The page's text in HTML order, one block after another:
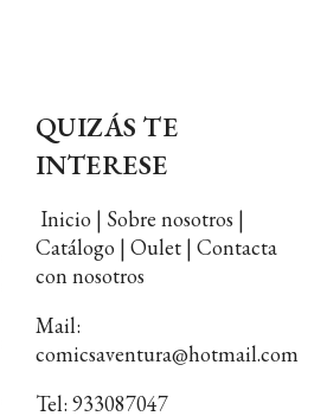
QUIZÁS TE
INTERESE
Inicio | Sobre nosotros |
Catálogo | Oulet | Contacta
con nosotros
Mail:
comicsaventura@hotmail.com
Tel: 933087047